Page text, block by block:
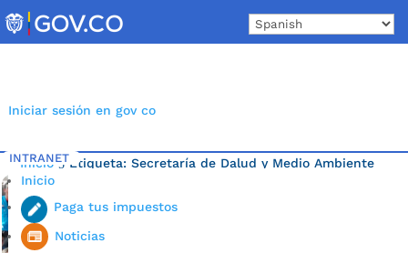
to
content
Iniciar sesión en gov co
INTRANET
Inicio
Paga tus impuestos
Noticias
Inicio 5 Etiqueta: Secretaría de Dalud y Medio Ambiente
de Bucaramanga